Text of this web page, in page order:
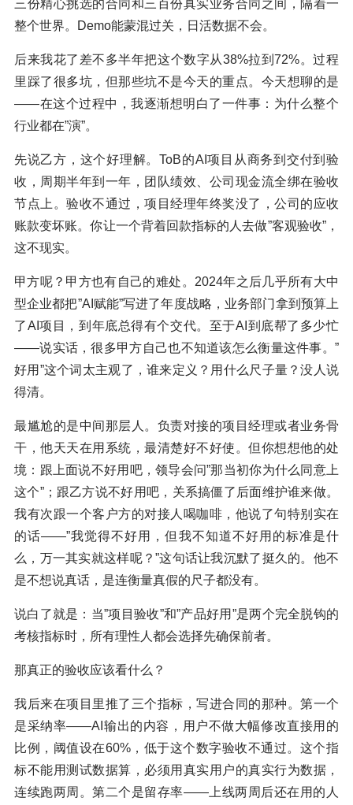
三份精心挑选的合同和三百份真实业务合同之间，隔着一
整个世界。Demo能蒙混过关，日活数据不会。
后来我花了差不多半年把这个数字从38%拉到72%。过程
里踩了很多坑，但那些坑不是今天的重点。今天想聊的是
——在这个过程中，我逐渐想明白了一件事：为什么整个
行业都在”演”。
先说乙方，这个好理解。ToB的AI项目从商务到交付到验
收，周期半年到一年，团队绩效、公司现金流全绑在验收
节点上。验收不通过，项目经理年终奖没了，公司的应收
账款变坏账。你让一个背着回款指标的人去做”客观验收”，
这不现实。
甲方呢？甲方也有自己的难处。2024年之后几乎所有大中
型企业都把”AI赋能”写进了年度战略，业务部门拿到预算上
了AI项目，到年底总得有个交代。至于AI到底帮了多少忙
——说实话，很多甲方自己也不知道该怎么衡量这件事。”
好用”这个词太主观了，谁来定义？用什么尺子量？没人说
得清。
最尴尬的是中间那层人。负责对接的项目经理或者业务骨
干，他天天在用系统，最清楚好不好使。但你想想他的处
境：跟上面说不好用吧，领导会问”那当初你为什么同意上
这个”；跟乙方说不好用吧，关系搞僵了后面维护谁来做。
我有次跟一个客户方的对接人喝咖啡，他说了句特别实在
的话——”我觉得不好用，但我不知道不好用的标准是什
么，万一其实就这样呢？”这句话让我沉默了挺久的。他不
是不想说真话，是连衡量真假的尺子都没有。
说白了就是：当”项目验收”和”产品好用”是两个完全脱钩的
考核指标时，所有理性人都会选择先确保前者。
那真正的验收应该看什么？
我后来在项目里推了三个指标，写进合同的那种。第一个
是采纳率——AI输出的内容，用户不做大幅修改直接用的
比例，阈值设在60%，低于这个数字验收不通过。这个指
标不能用测试数据算，必须用真实用户的真实行为数据，
连续跑两周。第二个是留存率——上线两周后还在用的人